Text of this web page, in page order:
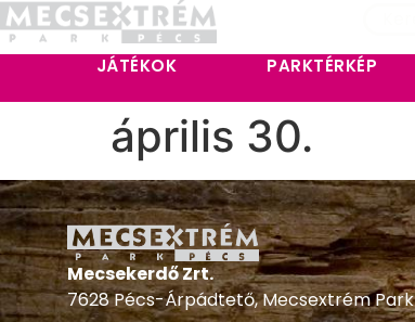
JÁTÉKOK PARKTÉRKÉP
április 30.
Mecsekerdő Zrt.
7628 Pécs-Árpádtető, Mecsextrém Park